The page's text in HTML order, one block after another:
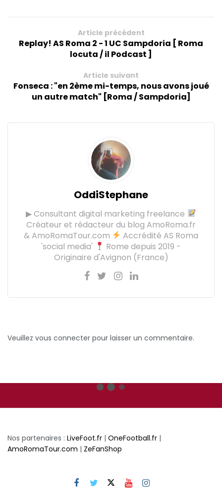
Article précédent
Replay! AS Roma 2 - 1 UC Sampdoria [ Roma
locuta / il Podcast ]
Article suivant
Fonseca : "en 2ème mi-temps, nous avons joué
un autre match" [Roma / Sampdoria]
OddiStephane
▶ Consultant digital marketing freelance
Créateur et rédacteur du blog AmoRoma.fr
& AmoRomaTour.com
Accrédité AS Roma
'social media'
Rome depuis 2019 -
Originaire d'Avignon (France)
Veuillez vous connecter pour laisser un commentaire.
Nos partenaires : LiveFoot.fr | OneFootball.fr |
AmoRomaTour.com | ZeFanShop